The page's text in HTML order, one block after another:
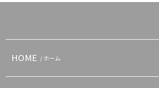
HOME / ホーム